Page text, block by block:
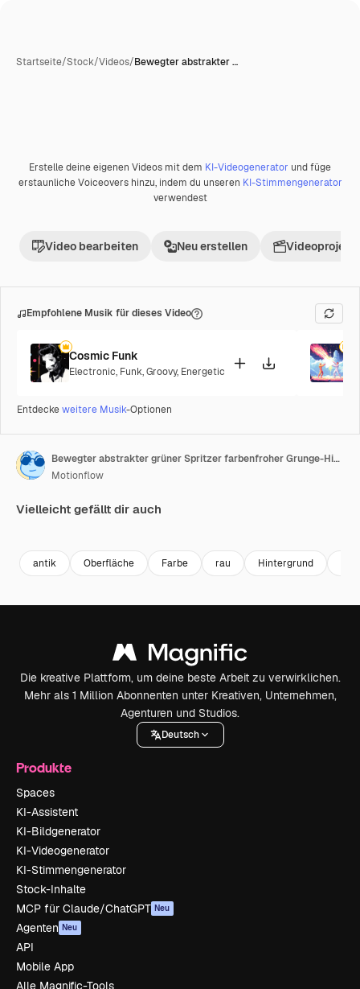
Startseite/Stock/Videos/Bewegter abstrakter …
Premium
Erstelle deine eigenen Videos mit dem KI-Videogenerator und füge
erstaunliche Voiceovers hinzu, indem du unseren KI-Stimmengenerator
verwendest
Video bearbeiten Neu erstellen Videoprojekt
Empfohlene Musik für dieses Video
Cosmic Funk
Electronic, Funk,Groovy, Energetic
Entdeckeweitere Musik-Optionen
Bewegter abstrakter grüner Spritzer farbenfroher Grunge-Hintergrund 1
Motionflow
Vielleicht gefällt dir auch
antik Oberfläche Farbe rau Hintergrund
Die kreative Plattform, um deine beste Arbeit zu verwirklichen.
Mehr als 1 Million Abonnenten unter Kreativen, Unternehmen,
Agenturen und Studios.
Deutsch
Produkte
Spaces
KI-Assistent
KI-Bildgenerator
KI-Videogenerator
KI-Stimmengenerator
Stock-Inhalte
MCP für Claude/ChatGPT Neu
Agenten Neu
API
Mobile App
Alle Magnific-Tools